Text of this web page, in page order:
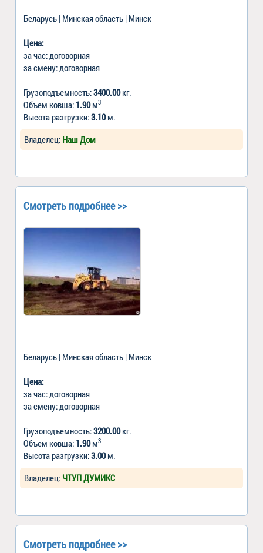
Беларусь | Минская область | Минск
Цена:
за час: договорная
за смену: договорная
Грузоподъемность:3400.00кг.
Объем ковша: 1.90м3
Высота разгрузки:3.10м.
Владелец: Наш Дом
Смотреть подробнее >>
Беларусь | Минская область | Минск
Цена:
за час: договорная
за смену: договорная
Грузоподъемность:3200.00кг.
Объем ковша: 1.90м3
Высота разгрузки:3.00м.
Владелец: ЧТУП ДУМИКС
Смотреть подробнее >>